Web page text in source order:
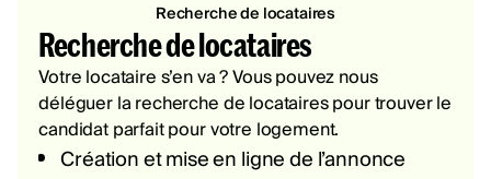
Recherche de locataires
Recherche de locataires
Votre locataire s’en va ? Vous pouvez nous
déléguer la recherche de locataires pour trouver le
candidat parfait pour votre logement.
Création et mise en ligne de l’annonce